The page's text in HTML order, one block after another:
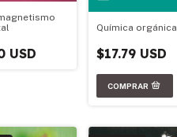
USD
Química orgánica
$17.79 USD